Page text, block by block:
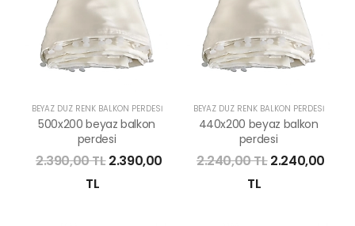
BEYAZ DÜZ RENK BALKON PERDESI
500x200 beyaz balkon
perdesi
2.390,00 TL2.390,00
TL
BEYAZ DÜZ RENK BALKON PERDESI
440x200 beyaz balkon
perdesi
2.240,00 TL2.240,00
TL